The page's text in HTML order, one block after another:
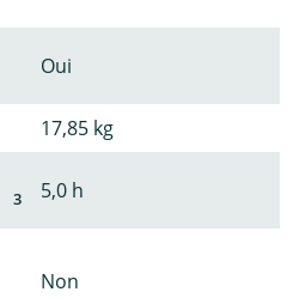
Oui
17,85 kg
3 5,0 h
Non